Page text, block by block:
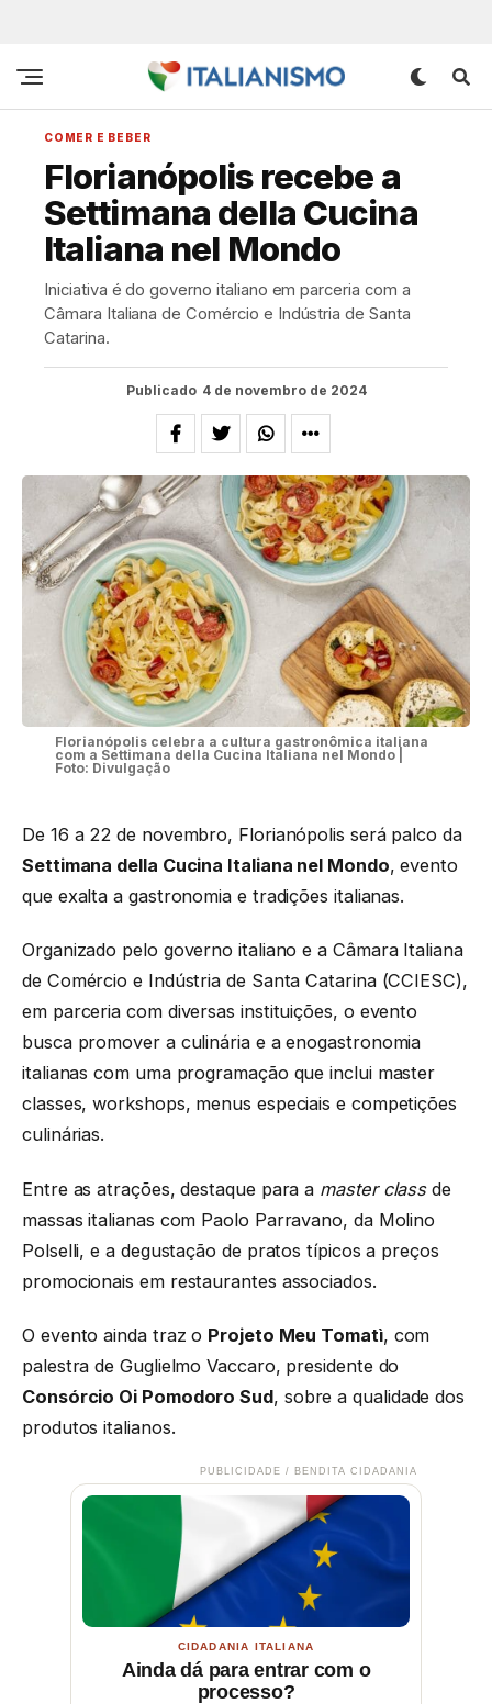
COMER E BEBER
Florianópolis recebe a
Settimana della Cucina
Italiana nel Mondo
Iniciativa é do governo italiano em parceria com a
Câmara Italiana de Comércio e Indústria de Santa
Catarina.
Publicado 4 de novembro de 2024
Florianópolis celebra a cultura gastronômica italiana
com a Settimana della Cucina Italiana nel Mondo |
Foto: Divulgação
De 16 a 22 de novembro, Florianópolis será palco da
Settimana della Cucina Italiana nel Mondo, evento
que exalta a gastronomia e tradições italianas.
Organizado pelo governo italiano e a Câmara Italiana
de Comércio e Indústria de Santa Catarina (CCIESC),
em parceria com diversas instituições, o evento
busca promover a culinária e a enogastronomia
italianas com uma programação que inclui master
classes, workshops, menus especiais e competições
culinárias.
Entre as atrações, destaque para a master classde
massas italianas com Paolo Parravano, da Molino
Polselli, e a degustação de pratos típicos a preços
promocionais em restaurantes associados.
O evento ainda traz o Projeto Meu Tomatì, com
palestra de Guglielmo Vaccaro, presidente do
Consórcio Oi Pomodoro Sud, sobre a qualidade dos
produtos italianos.
PUBLICIDADE / BENDITA CIDADANIA
CIDADANIA ITALIANA
Ainda dá para entrar com o
processo?